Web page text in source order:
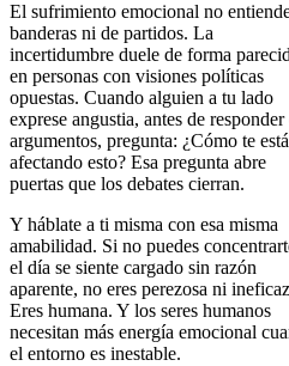
El sufrimiento emocional no
banderas ni de partidos. La
incertidumbre duele de forma
en personas con visiones políticas
opuestas. Cuando alguien a tu lado
exprese angustia, antes de responder
argumentos, pregunta: ¿Cómo te está
afectando esto? Esa pregunta abre
puertas que los debates cierran.
Y háblate a ti misma con esa misma
amabilidad. Si no puedes
el día se siente cargado sin razón
aparente, no eres perezosa ni
Eres humana. Y los seres humanos
necesitan más energía emocional
el entorno es inestable.